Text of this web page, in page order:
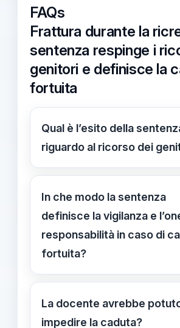
FAQs
Frattura durante la
sentenza respinge i
genitori e definisce la
fortuita
Qual è l’esito della
riguardo al ricorso dei
Il Tribunale di Napoli ha
integralmente il ricorso,
la caduta come fortuita e
imputabile al personale
docente non avrebbe potuto
In che modo la sentenza
definisce la vigilanza e
responsabilità in caso di
fortuita?
La sentenza indica che
vigilanza non è assoluto:
repenti e imprevedibili
La docente avrebbe
impedire la caduta?